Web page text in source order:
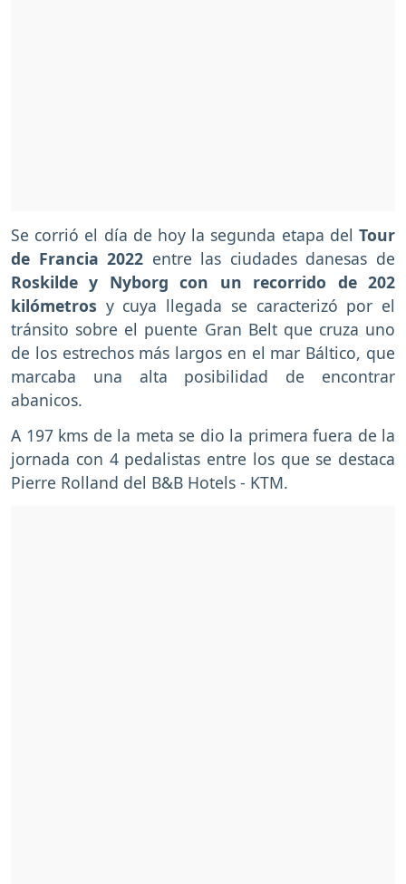
Se corrió el día de hoy la segunda etapa del Tour
de Francia 2022 entre las ciudades danesas de
Roskilde y Nyborg con un recorrido de 202
kilómetros y cuya llegada se caracterizó por el
tránsito sobre el puente Gran Belt que cruza uno
de los estrechos más largos en el mar Báltico, que
marcaba una alta posibilidad de encontrar
abanicos.
A 197 kms de la meta se dio la primera fuera de la
jornada con 4 pedalistas entre los que se destaca
Pierre Rolland del B&B Hotels - KTM.